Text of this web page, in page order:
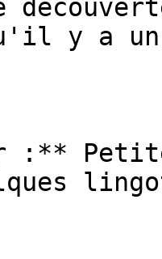
y a